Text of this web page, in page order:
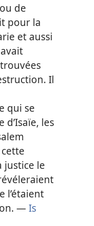
de
pour la
et aussi
Il
qui se
d’Isaïe, les
justice le
l’étaient
—Is